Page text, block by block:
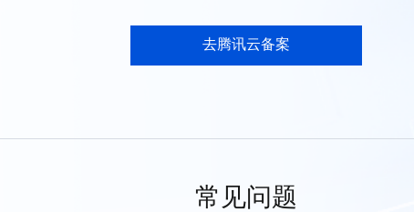
去腾讯云备案
常见问题